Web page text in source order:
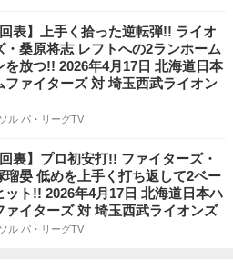
回表】上手く拾った逆転弾!! ライオ
・桑原将志 レフトへの2ランホーム
を放つ!! 2026年4月17日 北海道日本
ファイターズ 対 埼玉西武ライオン
ル パ・リーグTV
回裏】プロ初安打!! ファイターズ・
瑠晏 低めを上手く打ち返して2ベー
ット!! 2026年4月17日 北海道日本ハ
ァイターズ 対 埼玉西武ライオンズ
ル パ・リーグTV